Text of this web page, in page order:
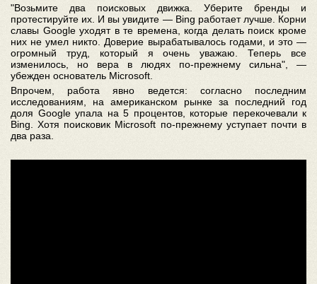
"Возьмите два поисковых движка. Уберите бренды и
протестируйте их. И вы увидите — Bing работает лучше. Корни
славы Google уходят в те времена, когда делать поиск кроме
них не умел никто. Доверие вырабатывалось годами, и это —
огромный труд, который я очень уважаю. Теперь все
изменилось, но вера в людях по-прежнему сильна", —
убежден основатель Microsoft.
Впрочем, работа явно ведется: согласно последним
исследованиям, на американском рынке за последний год
доля Google упала на 5 процентов, которые перекочевали к
Bing. Хотя поисковик Microsoft по-прежнему уступает почти в
два раза.